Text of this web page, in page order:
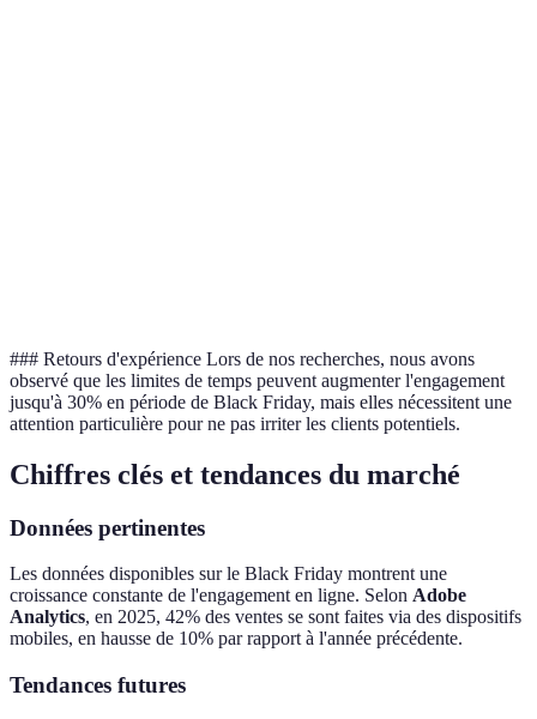
### Retours d'expérience Lors de nos recherches, nous avons
observé que les limites de temps peuvent augmenter l'engagement
jusqu'à 30% en période de Black Friday, mais elles nécessitent une
attention particulière pour ne pas irriter les clients potentiels.
Chiffres clés et tendances du marché
Données pertinentes
Les données disponibles sur le Black Friday montrent une
croissance constante de l'engagement en ligne. Selon Adobe
Analytics, en 2025, 42% des ventes se sont faites via des dispositifs
mobiles, en hausse de 10% par rapport à l'année précédente.
Tendances futures